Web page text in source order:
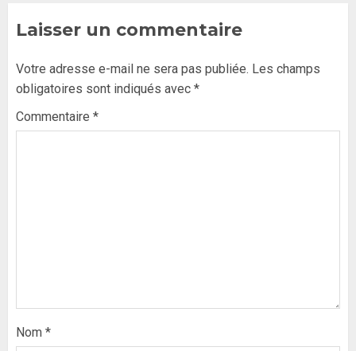
Laisser un commentaire
Votre adresse e-mail ne sera pas publiée. Les champs
obligatoires sont indiqués avec *
Commentaire *
Nom *